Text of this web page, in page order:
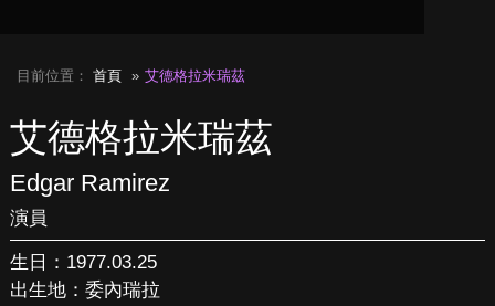
目前位置： 首頁 艾德格拉米瑞茲
艾德格拉米瑞茲
Edgar Ramirez
演員
生日：1977.03.25
出生地：委內瑞拉